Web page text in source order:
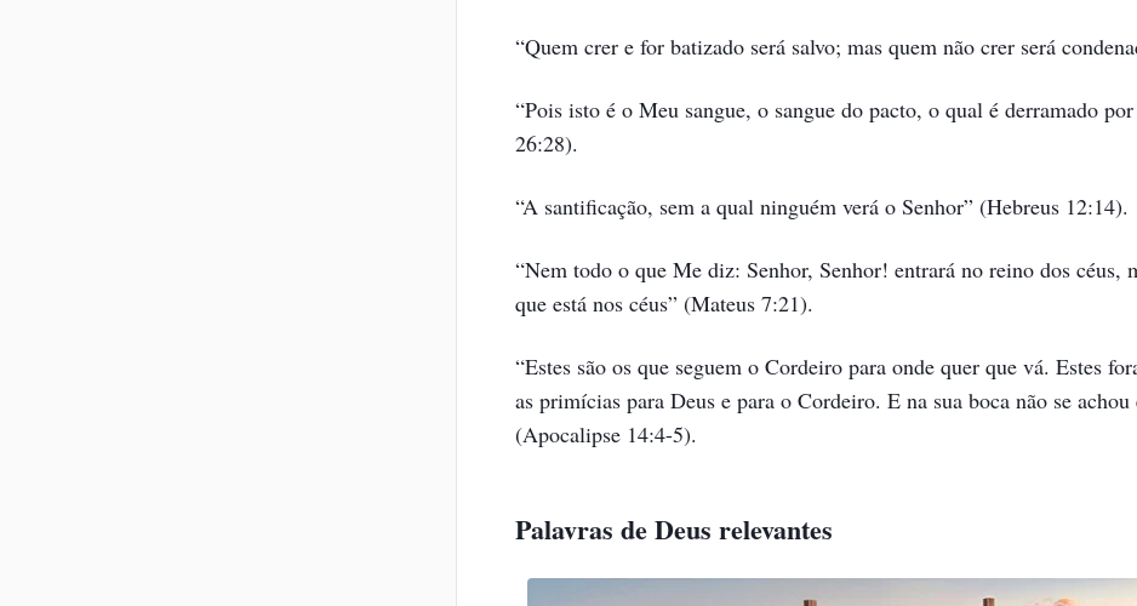
“Quem crer e for batizado será salvo; mas quem não crer será
“Pois isto é o Meu sangue, o sangue do pacto, o qual é derramado
26:28).
“A santificação, sem a qual ninguém verá o Senhor” (Hebreus 12:14).
“Nem todo o que Me diz: Senhor, Senhor! entrará no reino dos céus,
que está nos céus” (Mateus 7:21).
“Estes são os que seguem o Cordeiro para onde quer que vá. Estes
as primícias para Deus e para o Cordeiro. E na sua boca não se
(Apocalipse 14:4-5).
Palavras de Deus relevantes